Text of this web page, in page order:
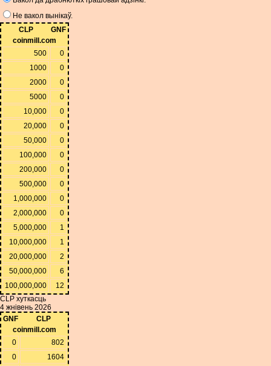
Не вакол вынікаў.
CLP
GNF
coinmill.com
500
0
1000
0
2000
0
5000
0
10,000
0
20,000
0
50,000
0
100,000
0
200,000
0
500,000
0
1,000,000
0
2,000,000
0
5,000,000
1
10,000,000
1
20,000,000
2
50,000,000
6
100,000,000
12
CLP хуткасць
4 жнівень 2026
GNF
CLP
coinmill.com
0
802
0
1604